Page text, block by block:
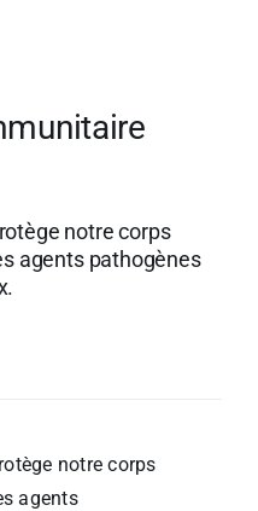
notre corps
agents pathogènes
notre corps
agents